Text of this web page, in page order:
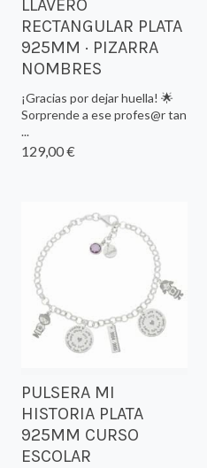
LLAVERO
RECTANGULAR PLATA
925MM · PIZARRA
NOMBRES
¡Gracias por dejar huella! 🌟
Sorprende a ese profes@r tan
...
129,00 €
PULSERA MI
HISTORIA PLATA
925MM CURSO
ESCOLAR